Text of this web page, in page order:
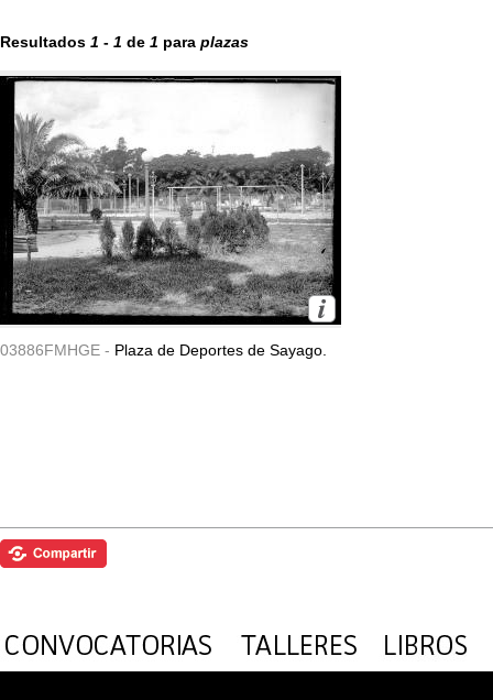
Resultados 1 - 1 de 1 para plazas
03886FMHGE - Plaza de Deportes de Sayago.